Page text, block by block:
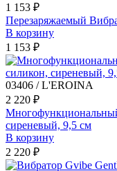
1 153 ₽
Перезаряжаемый
В корзину
1 153 ₽
03406 / L'EROINA
2 220 ₽
сиреневый, 9,5 см
В корзину
2 220 ₽